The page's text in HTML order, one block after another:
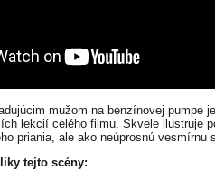
mužom na benzínovej pumpe
lekcií celého filmu. Skvele ilustruje
priania, ale ako neúprosnú vesmírnu
tejto scény: